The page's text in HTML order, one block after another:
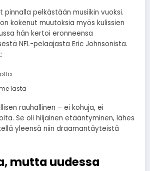
pinnalla pelkästään musiikin vuoksi.
kokenut muutoksia myös kulissien
hän kertoi eronneensa
NFL-pelaajasta Eric Johnsonista.
lasta
rauhallinen – ei kohuja, ei
Se oli hiljainen etääntyminen, lähes
yleensä niin draamantäyteistä
mutta uudessa